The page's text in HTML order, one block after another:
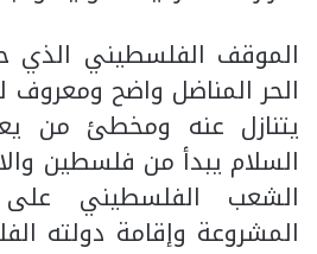
الموقف الفلسطيني الذي
الحر المناضل واضح ومعروف
يتنازل عنه ومخطئ من
السلام يبدأ من فلسطين
الشعب الفلسطيني
المشروعة وإقامة دولته